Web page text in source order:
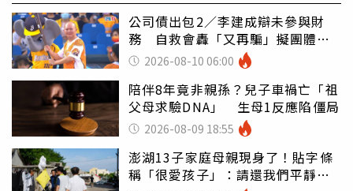
公司債出包2／李建成辯未參與財
務 自救會轟「又再騙」擬團體訴
訟 2026-08-10 06:00
陪伴8年竟非親孫？兒子車禍亡「祖
父母求驗DNA」 生母1反應陷僵局
2026-08-09 18:55
澎湖13子家庭母親現身了！貼字條
稱「很愛孩子」：請還我們平靜生